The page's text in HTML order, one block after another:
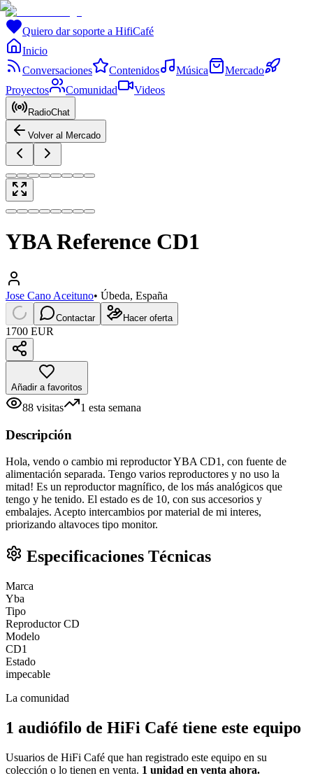
Quiero dar soporte a HifiCafé
Inicio
Conversaciones
Contenidos Música
Mercado
Proyectos
Comunidad Videos
RadioChat
Volver al Mercado
YBA Reference CD1
Jose Cano Aceituno• Úbeda, España
Contactar Hacer oferta
1700 EUR
Añadir a favoritos
88 visitas 1 esta semana
Descripción
Hola, vendo o cambio mi reproductor YBA CD1, con fuente de
alimentación separada. Tengo varios reproductores y no uso la
mitad! Es un reproductor magnífico, de los más analógicos que
tengo y he tenido. El estado es de 10, con sus accesorios y
embalajes. Acepto intercambios por material de mi interes,
priorizando altavoces tipo monitor.
Especificaciones Técnicas
Marca
Yba
Tipo
Reproductor CD
Modelo
CD1
Estado
impecable
La comunidad
1 audiófilo de HiFi Café tiene este equipo
Usuarios de HiFi Café que han registrado este equipo en su
colección o lo tienen en venta. 1 unidad en venta ahora.